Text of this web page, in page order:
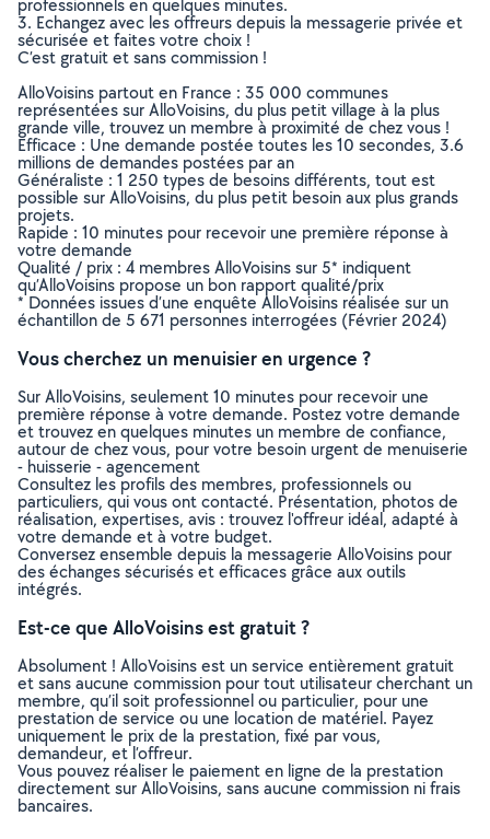
professionnels en quelques minutes.
3. Echangez avec les offreurs depuis la messagerie privée et
sécurisée et faites votre choix !
C’est gratuit et sans commission !
AlloVoisins partout en France : 35 000 communes
représentées sur AlloVoisins, du plus petit village à la plus
grande ville, trouvez un membre à proximité de chez vous !
Efficace : Une demande postée toutes les 10 secondes, 3.6
millions de demandes postées par an
Généraliste : 1 250 types de besoins différents, tout est
possible sur AlloVoisins, du plus petit besoin aux plus grands
projets.
Rapide : 10 minutes pour recevoir une première réponse à
votre demande
Qualité / prix : 4 membres AlloVoisins sur 5* indiquent
qu’AlloVoisins propose un bon rapport qualité/prix
* Données issues d’une enquête AlloVoisins réalisée sur un
échantillon de 5 671 personnes interrogées (Février 2024)
Vous cherchez un menuisier en urgence ?
Sur AlloVoisins, seulement 10 minutes pour recevoir une
première réponse à votre demande. Postez votre demande
et trouvez en quelques minutes un membre de confiance,
autour de chez vous, pour votre besoin urgent de menuiserie
- huisserie - agencement
Consultez les profils des membres, professionnels ou
particuliers, qui vous ont contacté. Présentation, photos de
réalisation, expertises, avis : trouvez l'offreur idéal, adapté à
votre demande et à votre budget.
Conversez ensemble depuis la messagerie AlloVoisins pour
des échanges sécurisés et efficaces grâce aux outils
intégrés.
Est-ce que AlloVoisins est gratuit ?
Absolument ! AlloVoisins est un service entièrement gratuit
et sans aucune commission pour tout utilisateur cherchant un
membre, qu’il soit professionnel ou particulier, pour une
prestation de service ou une location de matériel. Payez
uniquement le prix de la prestation, fixé par vous,
demandeur, et l’offreur.
Vous pouvez réaliser le paiement en ligne de la prestation
directement sur AlloVoisins, sans aucune commission ni frais
bancaires.